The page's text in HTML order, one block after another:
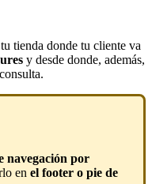
tienda donde tu cliente va
y desde donde, además,
navegación por
en el footer o pie de